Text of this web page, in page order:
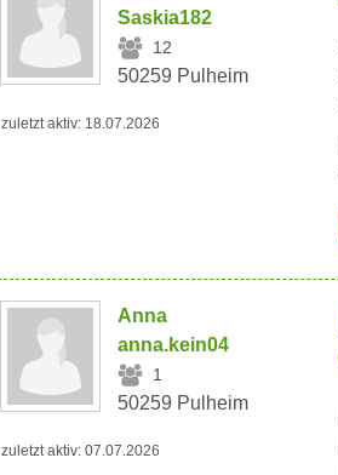
Saskia182
12
50259 Pulheim
zuletzt aktiv: 18.07.2026
Anna
anna.kein04
1
50259 Pulheim
zuletzt aktiv: 07.07.2026